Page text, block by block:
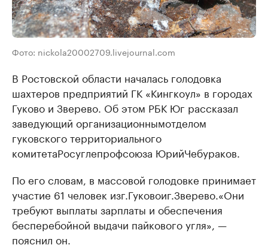
Фото: nickola20002709.livejournal.com
В Ростовской области началась голодовка
шахтеров предприятий ГК «Кингкоул» в городах
Гуково и Зверево. Об этом РБК Юг рассказал
заведующий организационнымотделом
гуковского территориального
комитетаРосуглепрофсоюза ЮрийЧебураков.
По его словам, в массовой голодовке принимает
участие 61 человек изг.Гуковоиг.Зверево.«Они
требуют выплаты зарплаты и обеспечения
бесперебойной выдачи пайкового угля», —
пояснил он.